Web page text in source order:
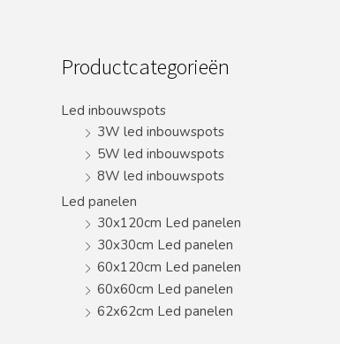
Productcategorieën
Led inbouwspots
3W led inbouwspots
5W led inbouwspots
8W led inbouwspots
Led panelen
30x120cm Led panelen
30x30cm Led panelen
60x120cm Led panelen
60x60cm Led panelen
62x62cm Led panelen